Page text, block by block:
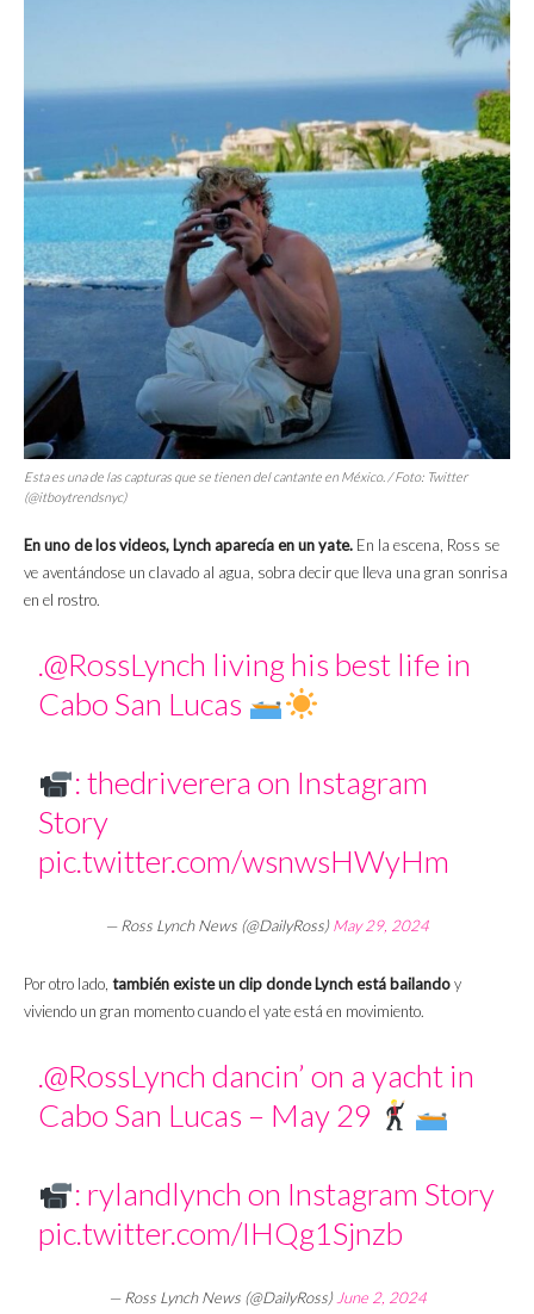
Esta es una de las capturas que se tienen del cantante en México. / Foto: Twitter
(@itboytrendsnyc)
En uno de los videos, Lynch aparecía en un yate. En la escena, Ross se
ve aventándose un clavado al agua, sobra decir que lleva una gran sonrisa
en el rostro.
.@RossLynch living his best life in
Cabo San Lucas
: thedriverera on Instagram
Story
pic.twitter.com/wsnwsHWyHm
— Ross Lynch News (@DailyRoss)May 29, 2024
Por otro lado, también existe un clip donde Lynch está bailandoy
viviendo un gran momento cuando el yate está en movimiento.
.@RossLynch dancin’ on a yacht in
Cabo San Lucas – May 29
: rylandlynch on Instagram Story
pic.twitter.com/IHQg1Sjnzb
— Ross Lynch News (@DailyRoss)June 2, 2024